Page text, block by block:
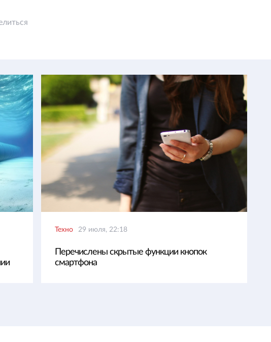
Техно 29 июля, 22:18
Перечислены скрытые функции кнопок
смартфона